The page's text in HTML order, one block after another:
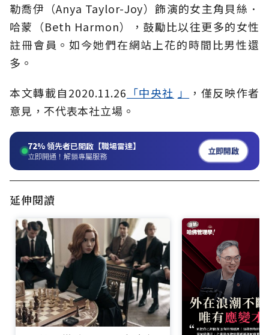
勒喬伊（Anya Taylor-Joy）飾演的女主角貝絲．
哈蒙（Beth Harmon），鼓勵比以往更多的女性
註冊會員。如今她們在網站上花的時間比男性還
多。
本文轉載自2020.11.26 「中央社 」
，僅反映作者
意見，不代表本社立場。
72%領先者已開啟【職場雷達】
立即開通！解鎖專屬服務 立即開啟
延伸閱讀